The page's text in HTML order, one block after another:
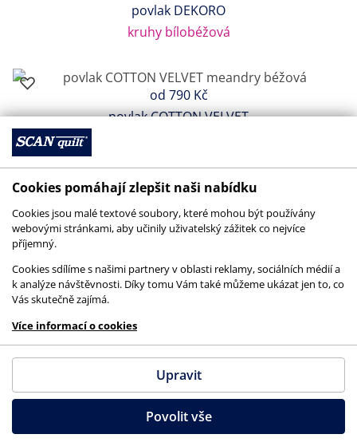
povlak DEKORO
kruhy bílobéžová
od 790 Kč
povlak COTTON VELVET
od590 Kč
povlak SOFA
povlak SOFA
fantasy červená
Cookies pomáhají zlepšit naši nabídku
Cookies jsou malé textové soubory, které mohou být používány
webovými stránkami, aby učinily uživatelský zážitek co nejvíce
příjemný.
Cookies sdílíme s našimi partnery v oblasti reklamy, sociálních médií a
k analýze návštěvnosti. Díky tomu Vám také můžeme ukázat jen to, co
Vás skutečně zajímá.
Více informací o cookies
Upravit
Povolit vše